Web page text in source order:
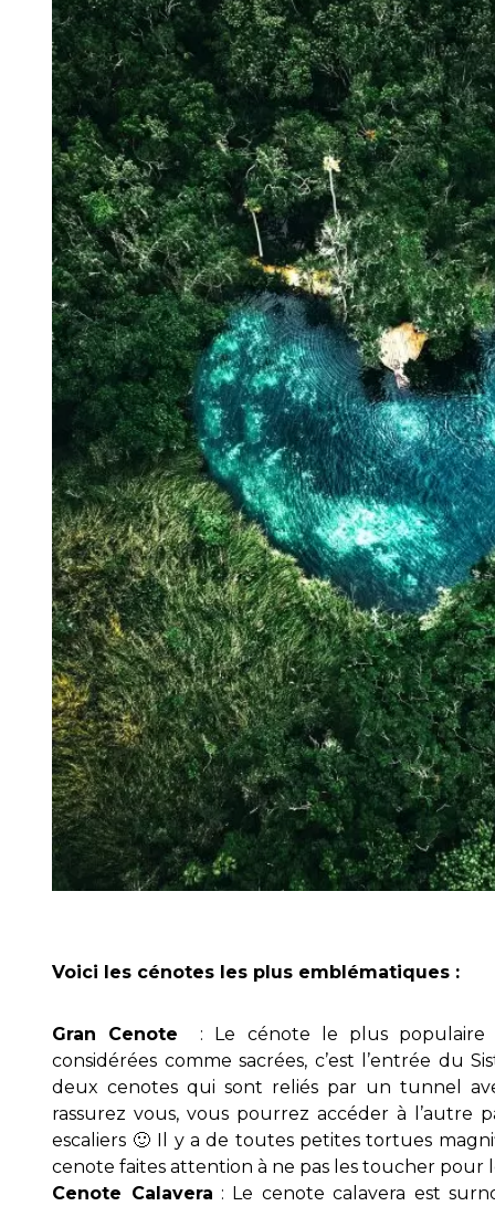
Voici les cénotes les plus emblématiques :
Gran Cenote : Le cénote le plus populaire
considérées comme sacrées, c’est l’entrée du
deux cenotes qui sont reliés par un tunnel
rassurez vous, vous pourrez accéder à l’autre
escaliers 🙂 Il y a de toutes petites tortues
cenote faites attention à ne pas les toucher pour
Cenote Calavera : Le cenote calavera est